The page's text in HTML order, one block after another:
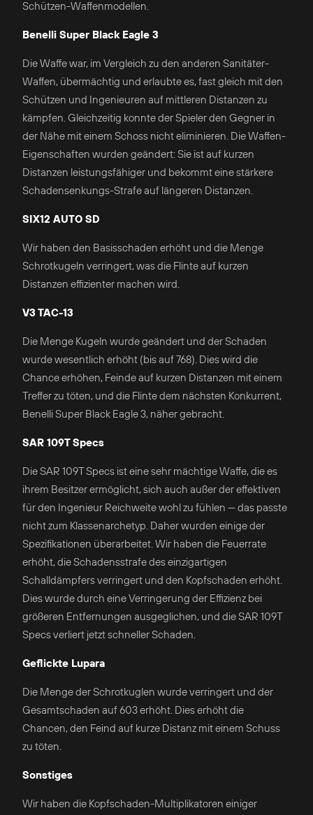
Schützen-Waffenmodellen.
Benelli Super Black Eagle 3
Die Waffe war, im Vergleich zu den anderen Sanitäter-
Waffen, übermächtig und erlaubte es, fast gleich mit den
Schützen und Ingenieuren auf mittleren Distanzen zu
kämpfen. Gleichzeitig konnte der Spieler den Gegner in
der Nähe mit einem Schoss nicht eliminieren. Die Waffen-
Eigenschaften wurden geändert: Sie ist auf kurzen
Distanzen leistungsfähiger und bekommt eine stärkere
Schadensenkungs-Strafe auf längeren Distanzen.
SIX12 AUTO SD
Wir haben den Basisschaden erhöht und die Menge
Schrotkugeln verringert, was die Flinte auf kurzen
Distanzen effizienter machen wird.
V3 TAC-13
Die Menge Kugeln wurde geändert und der Schaden
wurde wesentlich erhöht (bis auf 768). Dies wird die
Chance erhöhen, Feinde auf kurzen Distanzen mit einem
Treffer zu töten, und die Flinte dem nächsten Konkurrent,
Benelli Super Black Eagle 3, näher gebracht.
SAR 109T Specs
Die SAR 109T Specs ist eine sehr mächtige Waffe, die es
ihrem Besitzer ermöglicht, sich auch außer der effektiven
für den Ingenieur Reichweite wohl zu fühlen — das passte
nicht zum Klassenarchetyp. Daher wurden einige der
Spezifikationen überarbeitet. Wir haben die Feuerrate
erhöht, die Schadensstrafe des einzigartigen
Schalldämpfers verringert und den Kopfschaden erhöht.
Dies wurde durch eine Verringerung der Effizienz bei
größeren Entfernungen ausgeglichen, und die SAR 109T
Specs verliert jetzt schneller Schaden.
Geflickte Lupara
Die Menge der Schrotkuglen wurde verringert und der
Gesamtschaden auf 603 erhöht. Dies erhöht die
Chancen, den Feind auf kurze Distanz mit einem Schuss
zu töten.
Sonstiges
Wir haben die Kopfschaden-Multiplikatoren einiger